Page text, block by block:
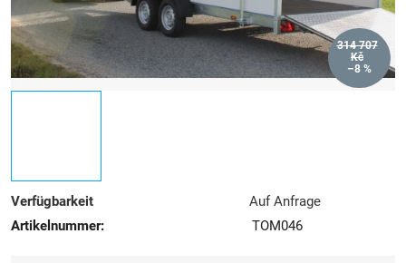
Verfügbarkeit
Auf Anfrage
Artikelnummer:
TOM046
314 707
Kč
–8 %